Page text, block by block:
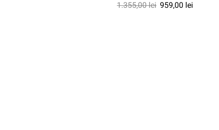
1.355,00lei 959,00 lei